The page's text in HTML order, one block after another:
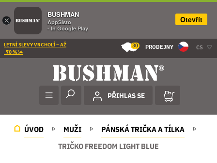
LETNÍ SLEVY VRCHOLÍ – AŽ
-70 %!☀️
30 PRODEJNY CS
PŘIHLAS SE
ÚVOD MUŽI
PÁNSKÁ TRIČKA A TÍLKA
TRIČKO FREEDOM LIGHT BLUE
×
BUSHMAN
AppSisto
- In Google Play
Otevřít